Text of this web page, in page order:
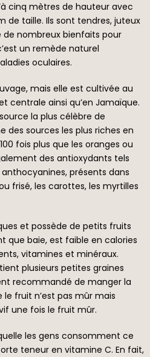
cinq mètres de hauteur avec
de taille. Ils sont tendres, juteux
nombreux bienfaits pour
un remède naturel
oculaires.
mais elle est cultivée au
centrale ainsi qu’en Jamaïque.
la plus célèbre de
des sources les plus riches en
fois plus que les oranges ou
des antioxydants tels
présents dans
frisé, les carottes, les myrtilles
et possède de petits fruits
que baie, est faible en calories
vitamines et minéraux.
plusieurs petites graines
recommandé de manger la
fruit n’est pas mûr mais
une fois le fruit mûr.
les gens consomment ce
teneur en vitamine C. En fait,